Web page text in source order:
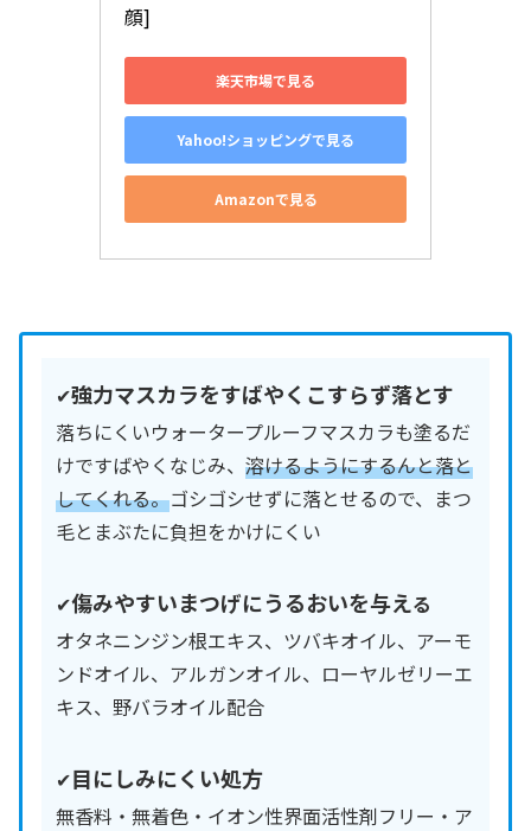
顔]
楽天市場で見る
Yahoo!ショッピングで見る
Amazonで見る
✔︎強力マスカラをすばやくこすらず落とす
落ちにくいウォータープルーフマスカラも塗るだ
けですばやくなじみ、 溶けるようにするんと落と
してくれる。ゴシゴシせずに落とせるので、まつ
毛とまぶたに負担をかけにくい
✔︎傷みやすいまつげにうるおいを与える
オタネニンジン根エキス、ツバキオイル、アーモ
ンドオイル、アルガンオイル、ローヤルゼリーエ
キス、野バラオイル配合
✔︎目にしみにくい処方
無香料・無着色・イオン性界面活性剤フリー・ア